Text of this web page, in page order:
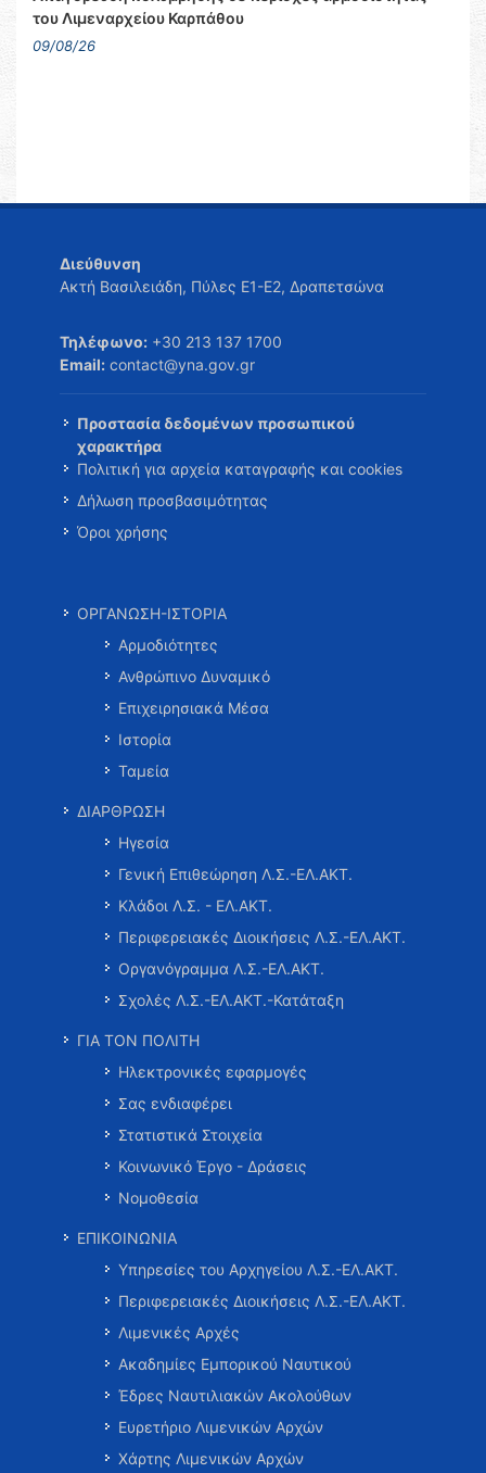
του Λιμεναρχείου Καρπάθου
09/08/26
Διεύθυνση
Ακτή Βασιλειάδη, Πύλες Ε1-Ε2, Δραπετσώνα
Τηλέφωνο: +30 213 137 1700
Email: contact@yna.gov.gr
Προστασία δεδομένων προσωπικού
χαρακτήρα
Πολιτική για αρχεία καταγραφής και cookies
Δήλωση προσβασιμότητας
Όροι χρήσης
ΟΡΓΑΝΩΣΗ-ΙΣΤΟΡΙΑ
Αρμοδιότητες
Ανθρώπινο Δυναμικό
Επιχειρησιακά Μέσα
Ιστορία
Ταμεία
ΔΙΑΡΘΡΩΣΗ
Ηγεσία
Γενική Επιθεώρηση Λ.Σ.-ΕΛ.ΑΚΤ.
Κλάδοι Λ.Σ. - ΕΛ.ΑΚΤ.
Περιφερειακές Διοικήσεις Λ.Σ.-ΕΛ.ΑΚΤ.
Οργανόγραμμα Λ.Σ.-ΕΛ.ΑΚΤ.
Σχολές Λ.Σ.-ΕΛ.ΑΚΤ.-Κατάταξη
ΓΙΑ ΤΟΝ ΠΟΛΙΤΗ
Ηλεκτρονικές εφαρμογές
Σας ενδιαφέρει
Στατιστικά Στοιχεία
Κοινωνικό Έργο - Δράσεις
Νομοθεσία
ΕΠΙΚΟΙΝΩΝΙΑ
Υπηρεσίες του Αρχηγείου Λ.Σ.-ΕΛ.ΑΚΤ.
Περιφερειακές Διοικήσεις Λ.Σ.-ΕΛ.ΑΚΤ.
Λιμενικές Αρχές
Ακαδημίες Εμπορικού Ναυτικού
Έδρες Ναυτιλιακών Ακολούθων
Ευρετήριο Λιμενικών Αρχών
Χάρτης Λιμενικών Αρχών